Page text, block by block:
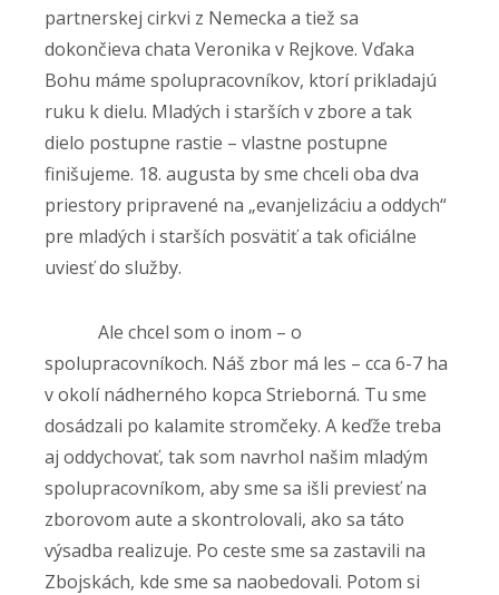
partnerskej cirkvi z Nemecka a tiež sa
dokončieva chata Veronika v Rejkove. Vďaka
Bohu máme spolupracovníkov, ktorí prikladajú
ruku k dielu. Mladých i starších v zbore a tak
dielo postupne rastie – vlastne postupne
finišujeme. 18. augusta by sme chceli oba dva
priestory pripravené na „evanjelizáciu a oddych“
pre mladých i starších posvätiť a tak oficiálne
uviesť do služby.
Ale chcel som o inom – o
spolupracovníkoch. Náš zbor má les – cca 6-7 ha
v okolí nádherného kopca Strieborná. Tu sme
dosádzali po kalamite stromčeky. A keďže treba
aj oddychovať, tak som navrhol našim mladým
spolupracovníkom, aby sme sa išli previesť na
zborovom aute a skontrolovali, ako sa táto
výsadba realizuje. Po ceste sme sa zastavili na
Zbojskách, kde sme sa naobedovali. Potom si